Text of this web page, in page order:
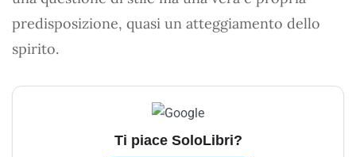
predisposizione, quasi un atteggiamento dello
spirito.
Ti piace SoloLibri?